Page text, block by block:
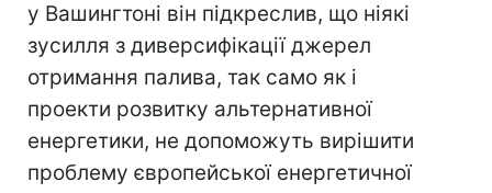
у Вашингтоні він підкреслив, що ніякі
зусилля з диверсифікації джерел
отримання палива, так само як і
проекти розвитку альтернативної
енергетики, не допоможуть вирішити
проблему європейської енергетичної